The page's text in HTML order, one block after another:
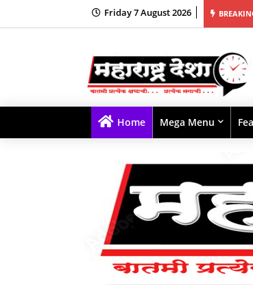
Friday 7 August 2026
Smoothie for India’s Busy Mornings
Home Mega Menu